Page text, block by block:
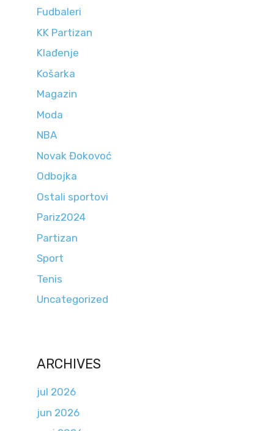
Fudbaleri
KK Partizan
Klađenje
Košarka
Magazin
Moda
NBA
Novak Đokovoć
Odbojka
Ostali sportovi
Pariz2024
Partizan
Sport
Tenis
Uncategorized
ARCHIVES
jul 2026
jun 2026